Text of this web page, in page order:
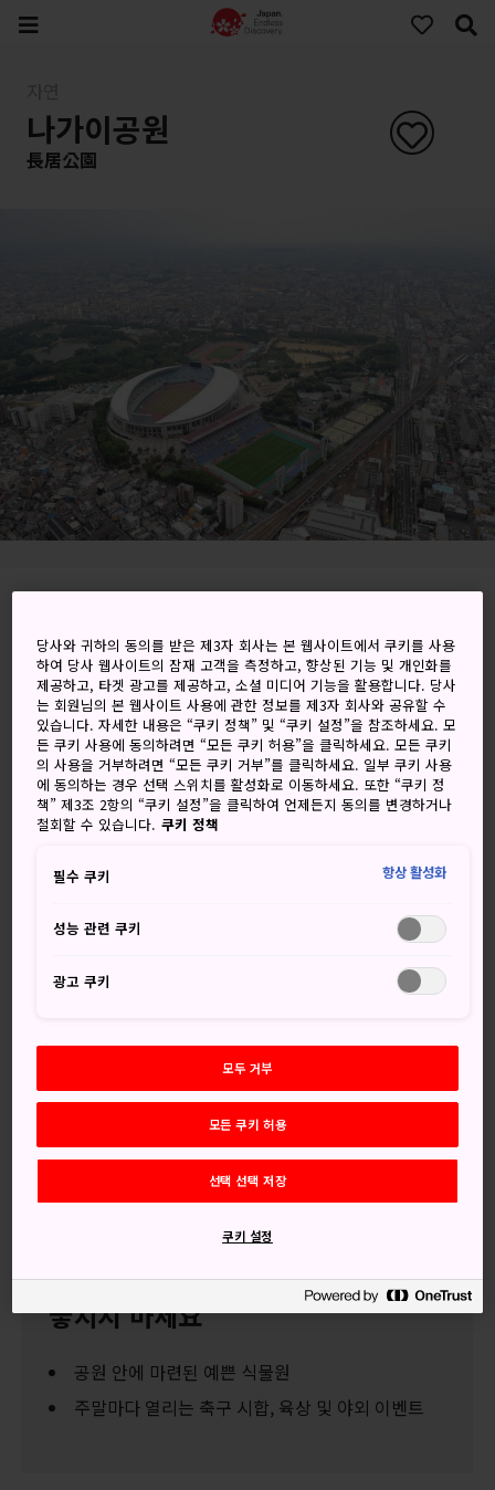
나가이공원
長居公園
Osaka-fu
Google 지도에서 보기
환승 정보 받기
키워드 지도
오사카 남부에서 즐기는 스포츠, 레
저와 식물원 탐방
가벼운 운동이 필요하신가요? 나가이 공원은 마라톤 마니아나
여러 야외 필드나 경기장에는 스포츠 동호인들이 모여 프로급,
준프로급 및 아마추어 스포츠 행사에 참가하기도 합니다. 주말
마다 다양한 시합이 열립니다.
굳이 몸을 움직여 심박수를 올리는 데 별 관심이 없다면 사방
을 벽으로 둘러싼 식물원을 추천합니다. 전원적인 호수를 가운
데 두고 싱그러운 녹음이 우거져 마음이 차분해집니다.
놓치지 마세요
공원 안에 마련된 예쁜 식물원
주말마다 열리는 축구 시합, 육상 및 야외 이벤트
당사와 귀하의 동의를 받은 제3자 회사는 본 웹사이트에서 쿠키를 사용
하여 당사 웹사이트의 잠재 고객을 측정하고, 향상된 기능 및 개인화를
제공하고, 타겟 광고를 제공하고, 소셜 미디어 기능을 활용합니다. 당사
는 회원님의 본 웹사이트 사용에 관한 정보를 제3자 회사와 공유할 수
있습니다. 자세한 내용은 “쿠키 정책” 및 “쿠키 설정”을 참조하세요. 모
든 쿠키 사용에 동의하려면 “모든 쿠키 허용”을 클릭하세요. 모든 쿠키
의 사용을 거부하려면 “모든 쿠키 거부”를 클릭하세요. 일부 쿠키 사용
에 동의하는 경우 선택 스위치를 활성화로 이동하세요. 또한 “쿠키 정
책” 제3조 2항의 “쿠키 설정”을 클릭하여 언제든지 동의를 변경하거나
철회할 수 있습니다. 쿠키 정책
필수 쿠키 항상 활성화
성능 관련 쿠키
광고 쿠키
모두 거부
모든 쿠키 허용
선택 선택 저장
쿠키 설정